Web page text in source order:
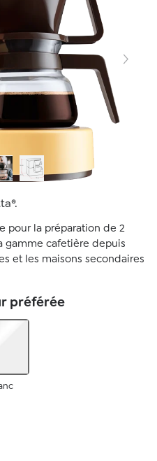
pour la préparation de 2
gamme cafetière depuis
et les maisons secondaires
préférée